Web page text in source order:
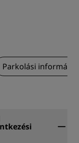
Parkolási információ